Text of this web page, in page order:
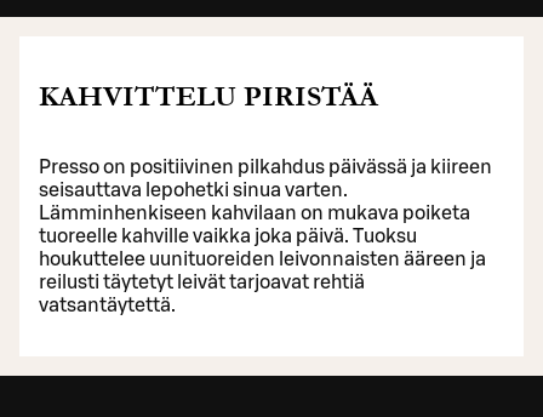
KAHVITTELU PIRISTÄÄ
Presso on positiivinen pilkahdus päivässä ja kiireen
seisauttava lepohetki sinua varten.
Lämminhenkiseen kahvilaan on mukava poiketa
tuoreelle kahville vaikka joka päivä. Tuoksu
houkuttelee uunituoreiden leivonnaisten ääreen ja
reilusti täytetyt leivät tarjoavat rehtiä
vatsantäytettä.